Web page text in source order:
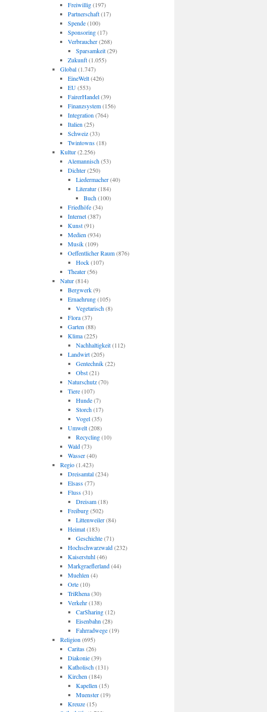
Freiwillig(197)
Partnerschaft(17)
Spende(100)
Sponsoring(17)
Verbraucher(268)
Sparsamkeit(29)
Zukunft(1.055)
Global(1.747)
EineWelt(426)
EU(553)
FairerHandel(39)
Finanzsystem(156)
Integration (764)
Italien (25)
Schweiz(33)
Twintowns(18)
Kultur(2.256)
Alemannisch(53)
Dichter(250)
Liedermacher(40)
Literatur(184)
Buch(100)
Friedhöfe(34)
Internet(387)
Kunst(91)
Medien (934)
Musik(109)
Oeffentlicher Raum(876)
Hock(107)
Theater(56)
Natur(814)
Bergwerk(9)
Ernaehrung(105)
Vegetarisch(8)
Flora(37)
Garten (88)
Klima(225)
Nachhaltigkeit(112)
Landwirt(205)
Gentechnik(22)
Obst(21)
Naturschutz(70)
Tiere(107)
Hunde(7)
Storch(17)
Vogel(35)
Umwelt(208)
Recycling(10)
Wald(73)
Wasser(40)
Regio(1.423)
Dreisamtal(234)
Elsass(77)
Fluss(31)
Dreisam(18)
Freiburg(502)
Littenweiler(84)
Heimat(183)
Geschichte(71)
Hochschwarzwald(232)
Kaiserstuhl(46)
Markgraeflerland(44)
Muehlen (4)
Orte(10)
TriRhena(30)
Verkehr(138)
CarSharing(12)
Eisenbahn (28)
Fahrradwege(19)
Religion (695)
Caritas(26)
Diakonie(39)
Katholisch(131)
Kirchen (184)
Kapellen (15)
Muenster(19)
Kreuze(15)